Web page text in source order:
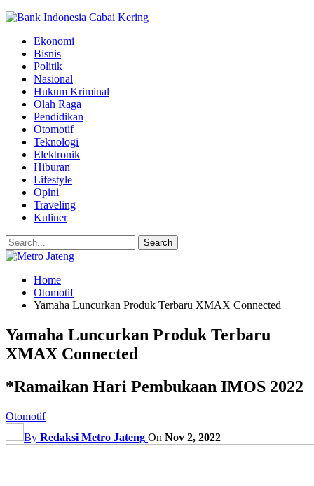
Ekonomi
Bisnis
Politik
Nasional
Hukum Kriminal
Olah Raga
Pendidikan
Otomotif
Teknologi
Elektronik
Hiburan
Lifestyle
Opini
Traveling
Kuliner
Home
Otomotif
Yamaha Luncurkan Produk Terbaru XMAX Connected
Yamaha Luncurkan Produk Terbaru
XMAX Connected
*Ramaikan Hari Pembukaan IMOS 2022
Otomotif
By Redaksi Metro Jateng On Nov 2, 2022